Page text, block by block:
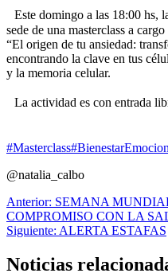
Este domingo a las 18:00 hs,
sede de una masterclass a
“El origen de tu ansiedad:
encontrando la clave en tus
y la memoria celular.
La actividad es con entrada
#Masterclass
@natalia_calbo
Navegación
de
Anterior: SEMANA
COMPROMISO CON LA
Siguiente: ALERTA ESTAFAS
Noticias